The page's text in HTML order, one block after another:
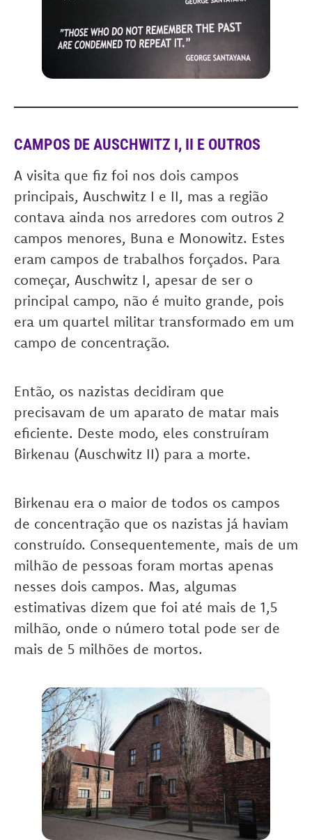
CAMPOS DE AUSCHWITZ I, II E OUTROS
A visita que fiz foi nos dois campos
principais, Auschwitz I e II, mas a região
contava ainda nos arredores com outros 2
campos menores, Buna e Monowitz. Estes
eram campos de trabalhos forçados. Para
começar, Auschwitz I, apesar de ser o
principal campo, não é muito grande, pois
era um quartel militar transformado em um
campo de concentração.
Então, os nazistas decidiram que
precisavam de um aparato de matar mais
eficiente. Deste modo, eles construíram
Birkenau (Auschwitz II) para a morte.
Birkenau era o maior de todos os campos
de concentração que os nazistas já haviam
construído. Consequentemente, mais de um
milhão de pessoas foram mortas apenas
nesses dois campos. Mas, algumas
estimativas dizem que foi até mais de 1,5
milhão, onde o número total pode ser de
mais de 5 milhões de mortos.